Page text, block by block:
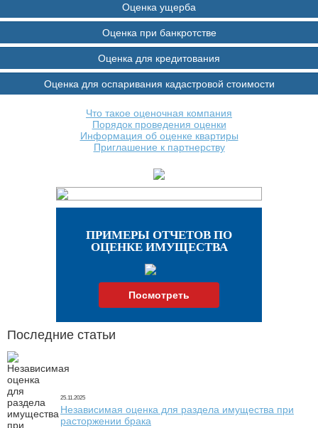
Оценка ущерба
Оценка при банкротстве
Оценка для кредитования
Оценка для оспаривания кадастровой стоимости
Что такое оценочная компания
Порядок проведения оценки
Информация об оценке квартиры
Приглашение к партнерству
ПРИМЕРЫ ОТЧЕТОВ ПО
ОЦЕНКЕ ИМУЩЕСТВА
Посмотреть
Последние статьи
25.11.2025
Независимая оценка для раздела имущества при
расторжении брака